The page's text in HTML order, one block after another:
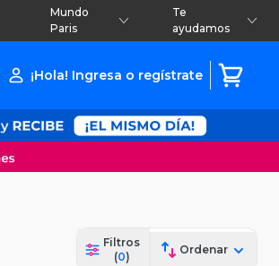
Mundo
Paris
Te
ayudamos
¡Hola! Ingresa o regístrate
Filtros
(0)
Ordenar